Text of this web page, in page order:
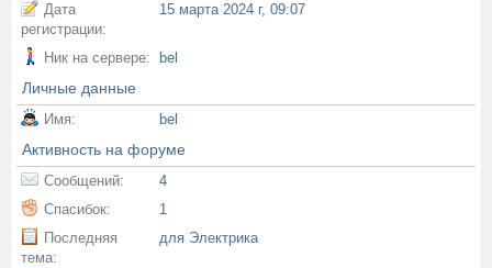
Дата
регистрации:
15 марта 2024 г, 09:07
Ник на сервере: bel
Личные данные
Имя: bel
Активность на форуме
Сообщений:
4
Спасибок:
1
Последняя
тема:
для Электрика